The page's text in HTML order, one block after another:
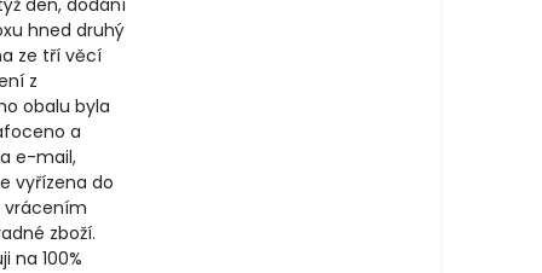
den, dodání
hned druhý
ze tří věcí
z
obalu byla
a
e-mail,
vyřízena do
vrácením
zboží.
na 100%